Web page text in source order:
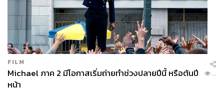
FILM
Michael ภาค 2 มีโอกาสเริ่มถ่ายทำช่วงปลายปีนี้ หรือต้นปี
หน้า
...